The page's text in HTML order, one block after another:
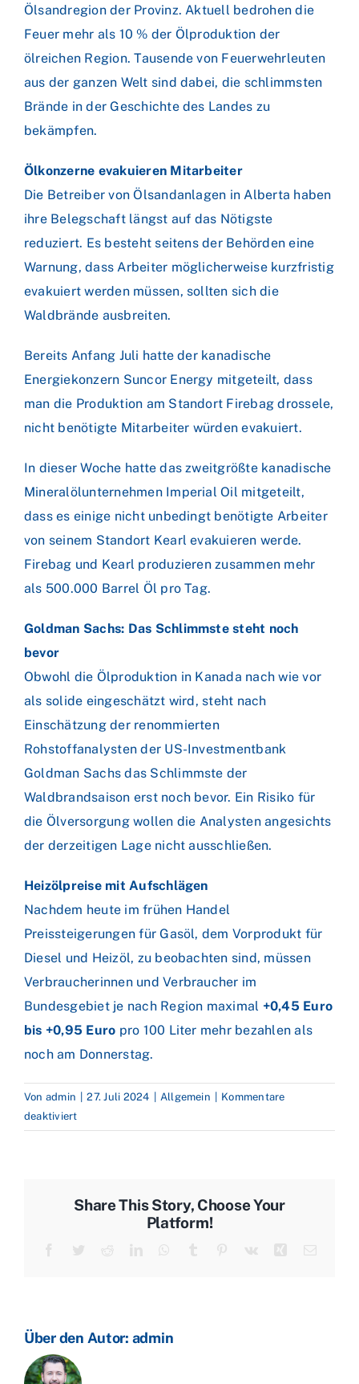
Ölsandregion der Provinz. Aktuell bedrohen die
Feuer mehr als 10 % der Ölproduktion der
ölreichen Region. Tausende von Feuerwehrleuten
aus der ganzen Welt sind dabei, die schlimmsten
Brände in der Geschichte des Landes zu
bekämpfen.
Ölkonzerne evakuieren Mitarbeiter
Die Betreiber von Ölsandanlagen in Alberta haben
ihre Belegschaft längst auf das Nötigste
reduziert. Es besteht seitens der Behörden eine
Warnung, dass Arbeiter möglicherweise kurzfristig
evakuiert werden müssen, sollten sich die
Waldbrände ausbreiten.
Bereits Anfang Juli hatte der kanadische
Energiekonzern Suncor Energy mitgeteilt, dass
man die Produktion am Standort Firebag drossele,
nicht benötigte Mitarbeiter würden evakuiert.
In dieser Woche hatte das zweitgrößte kanadische
Mineralölunternehmen Imperial Oil mitgeteilt,
dass es einige nicht unbedingt benötigte Arbeiter
von seinem Standort Kearl evakuieren werde.
Firebag und Kearl produzieren zusammen mehr
als 500.000 Barrel Öl pro Tag.
Goldman Sachs: Das Schlimmste steht noch
bevor
Obwohl die Ölproduktion in Kanada nach wie vor
als solide eingeschätzt wird, steht nach
Einschätzung der renommierten
Rohstoffanalysten der US-Investmentbank
Goldman Sachs das Schlimmste der
Waldbrandsaison erst noch bevor. Ein Risiko für
die Ölversorgung wollen die Analysten angesichts
der derzeitigen Lage nicht ausschließen.
Heizölpreise mit Aufschlägen
Nachdem heute im frühen Handel
Preissteigerungen für Gasöl, dem Vorprodukt für
Diesel und Heizöl, zu beobachten sind, müssen
Verbraucherinnen und Verbraucher im
Bundesgebiet je nach Region maximal +0,45 Euro
bis +0,95 Euro pro 100 Liter mehr bezahlen als
noch am Donnerstag.
Von admin 27. Juli 2024 Allgemein
Kommentare
deaktiviertfür
Waldbrände
weiter
Heizölpreise
ziehen
Share This Story, Choose Your
Platform!
Über den Autor: admin